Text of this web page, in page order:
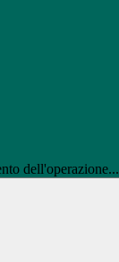
dell'operazione...